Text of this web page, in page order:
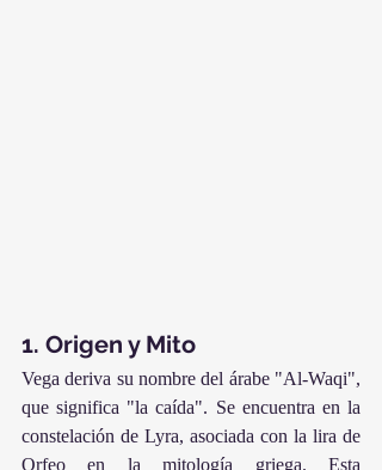
1. Origen y Mito
Vega deriva su nombre del árabe "Al-Waqi",
que significa "la caída". Se encuentra en la
constelación de Lyra, asociada con la lira de
Orfeo en la mitología griega. Esta